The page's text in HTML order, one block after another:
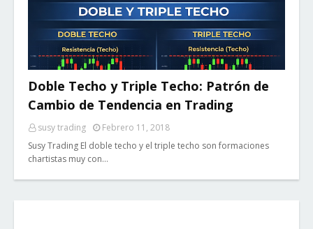
Doble Techo y Triple Techo: Patrón de
Cambio de Tendencia en Trading
susy trading
Febrero 11, 2018
Susy Trading El doble techo y el triple techo son formaciones
chartistas muy con…